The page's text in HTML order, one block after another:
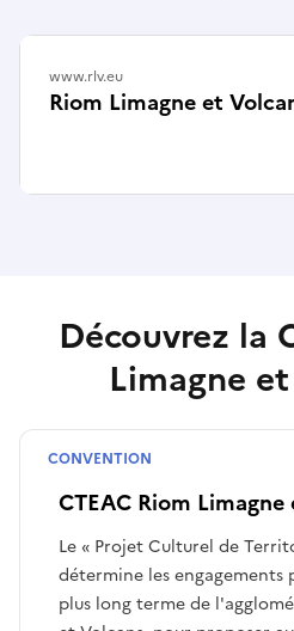
Riom Limagne et
www.rlv.eu
Découvrez la
Limagne
CTEAC Riom
Le « Projet Culturel de
détermine les
plus long terme de
CTEAC
CONVENTION